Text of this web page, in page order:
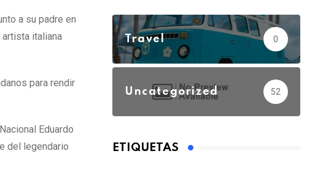
a su padre en
artista italiana
para rendir
Eduardo
del legendario
Travel 0
Uncategorized 52
ETIQUETAS